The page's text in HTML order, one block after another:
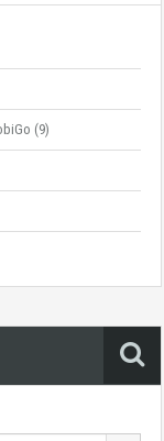
(9)